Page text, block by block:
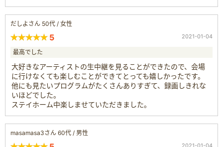
だしよさん 50代 / 女性
5 2021-01-04
最高でした
大好きなアーティストの生中継を見ることができたので、会場
に行けなくても楽しむことができてとっても嬉しかったです。
他にも見たいプログラムがたくさんありすぎて、録画しきれな
いほどでした。
ステイホーム中楽しませていただきました。
masamasa3さん 60代 / 男性
2021-01-04